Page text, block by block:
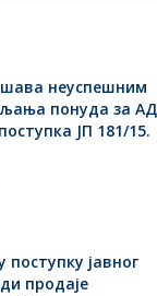
неуспешним
понуда за АД
ЈП 181/15.
поступку јавног
продаје